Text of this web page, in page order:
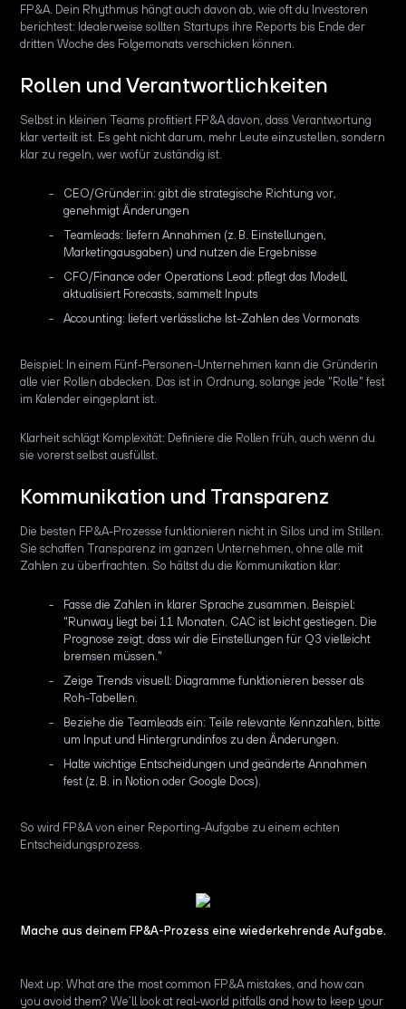
FP&A. Dein Rhythmus hängt auch davon ab, wie oft du Investoren
berichtest: Idealerweise sollten Startups ihre Reports bis Ende der
dritten Woche des Folgemonats verschicken können.
Rollen und Verantwortlichkeiten
Selbst in kleinen Teams profitiert FP&A davon, dass Verantwortung
klar verteilt ist. Es geht nicht darum, mehr Leute einzustellen, sondern
klar zu regeln, wer wofür zuständig ist.
CEO/Gründer:in: gibt die strategische Richtung vor,
genehmigt Änderungen
Teamleads: liefern Annahmen (z. B. Einstellungen,
Marketingausgaben) und nutzen die Ergebnisse
CFO/Finance oder Operations Lead: pflegt das Modell,
aktualisiert Forecasts, sammelt Inputs
Accounting: liefert verlässliche Ist-Zahlen des Vormonats
Beispiel: In einem Fünf-Personen-Unternehmen kann die Gründerin
alle vier Rollen abdecken. Das ist in Ordnung, solange jede "Rolle" fest
im Kalender eingeplant ist.
Klarheit schlägt Komplexität: Definiere die Rollen früh, auch wenn du
sie vorerst selbst ausfüllst.
Kommunikation und Transparenz
Die besten FP&A-Prozesse funktionieren nicht in Silos und im Stillen.
Sie schaffen Transparenz im ganzen Unternehmen, ohne alle mit
Zahlen zu überfrachten. So hältst du die Kommunikation klar:
Fasse die Zahlen in klarer Sprache zusammen. Beispiel:
"Runway liegt bei 11 Monaten. CAC ist leicht gestiegen. Die
Prognose zeigt, dass wir die Einstellungen für Q3 vielleicht
bremsen müssen."
Zeige Trends visuell: Diagramme funktionieren besser als
Roh-Tabellen.
Beziehe die Teamleads ein: Teile relevante Kennzahlen, bitte
um Input und Hintergrundinfos zu den Änderungen.
Halte wichtige Entscheidungen und geänderte Annahmen
fest (z. B. in Notion oder Google Docs).
So wird FP&A von einer Reporting-Aufgabe zu einem echten
Entscheidungsprozess.
Mache aus deinem FP&A-Prozess eine wiederkehrende Aufgabe.
Next up: What are the most common FP&A mistakes, and how can
you avoid them? We’ll look at real-world pitfalls and how to keep your